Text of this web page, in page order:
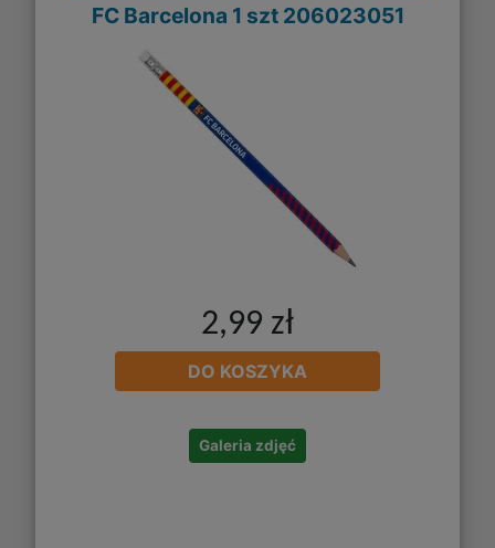
FC Barcelona 1 szt 206023051
2,99 zł
DO KOSZYKA
Galeria zdjęć